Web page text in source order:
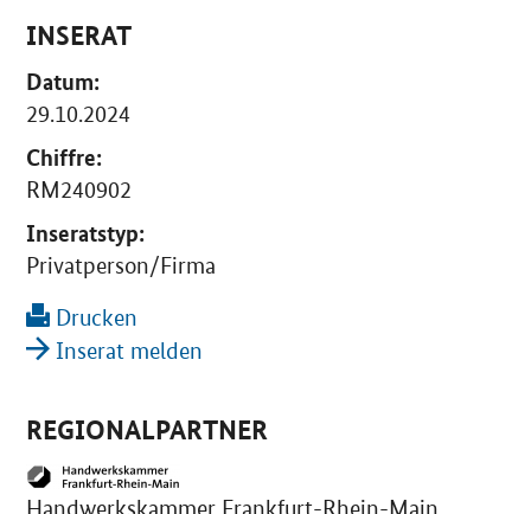
INSERAT
Datum:
29.10.2024
Chiffre:
RM240902
Inseratstyp:
Privatperson/Firma
Drucken
Inserat melden
REGIONALPARTNER
Handwerkskammer Frankfurt-Rhein-Main